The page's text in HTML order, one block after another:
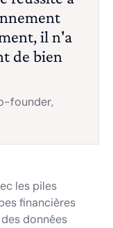
il n'a
de bien
founder,
les piles
financières
données